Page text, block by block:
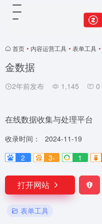
首页 • 内容运营工具 • 表单工具 •
金数据
2年前发布 1,145 0
在线数据收集与处理平台
收录时间：
2024-11-19
2
3- 1
打开网站
表单工具